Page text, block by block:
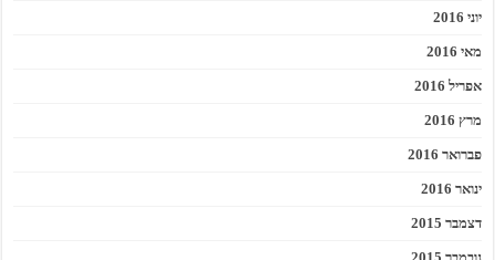
יוני 2016
מאי 2016
אפריל 2016
מרץ 2016
פברואר 2016
ינואר 2016
דצמבר 2015